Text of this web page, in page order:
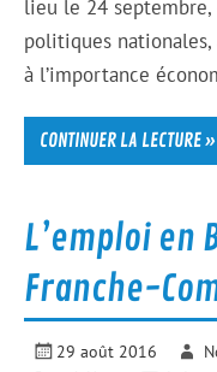
lieu le 24
politiques nationales,
à l’importance
CONTINUER LA LECTURE »
L’emploi en
Franche-
29 août 2016